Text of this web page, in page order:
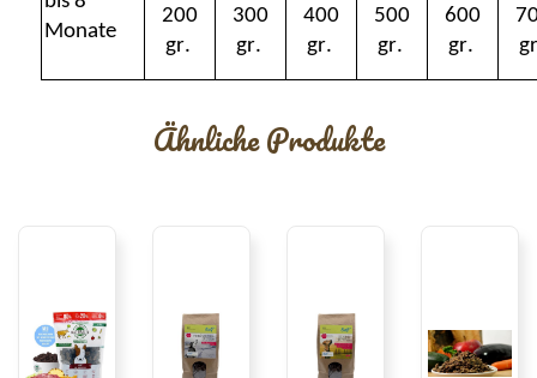
Monate
200
gr.
300
gr.
400
gr.
500
gr.
600
gr.
Ähnliche Produkte